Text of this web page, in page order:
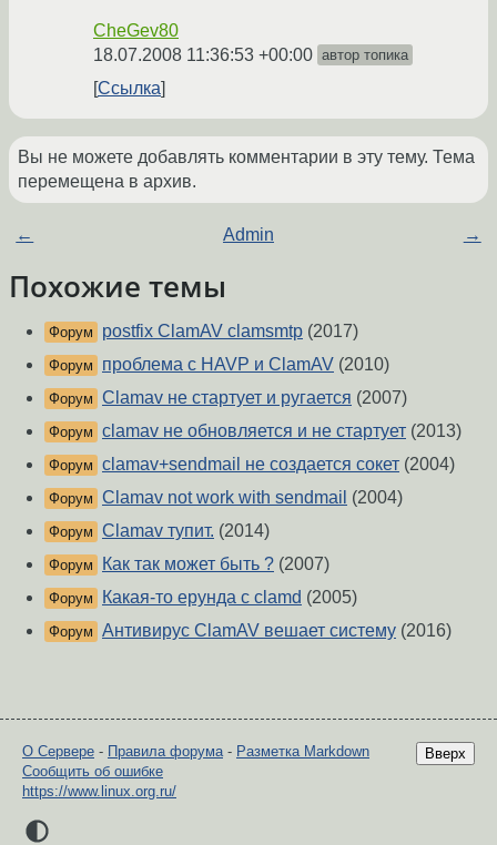
CheGev80
18.07.2008 11:36:53 +00:00 автор топика
Ссылка
Вы не можете добавлять комментарии в эту тему. Тема
перемещена в архив.
← Admin →
Похожие темы
Форум postfix ClamAV clamsmtp (2017)
Форум проблема с HAVP и ClamAV (2010)
Форум Clamav не стартует и ругается (2007)
Форум clamav не обновляется и не стартует (2013)
Форум clamav+sendmail не создается сокет (2004)
Форум Clamav not work with sendmail (2004)
Форум Clamav тупит. (2014)
Форум Как так может быть ? (2007)
Форум Какая-то ерунда с clamd (2005)
Форум Антивирус ClamAV вешает систему (2016)
Вверх
О Сервере - Правила форума- Разметка Markdown
Сообщить об ошибке
https://www.linux.org.ru/